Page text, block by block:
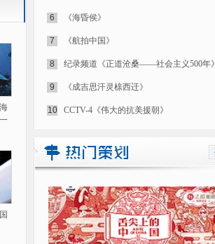
6 《海昏侯》
7 《航拍中国》
8 纪录频道《正道沧桑——社会主义500年》
9 《成吉思汗灵榇西迁》
10 CCTV-4《伟大的抗美援朝》